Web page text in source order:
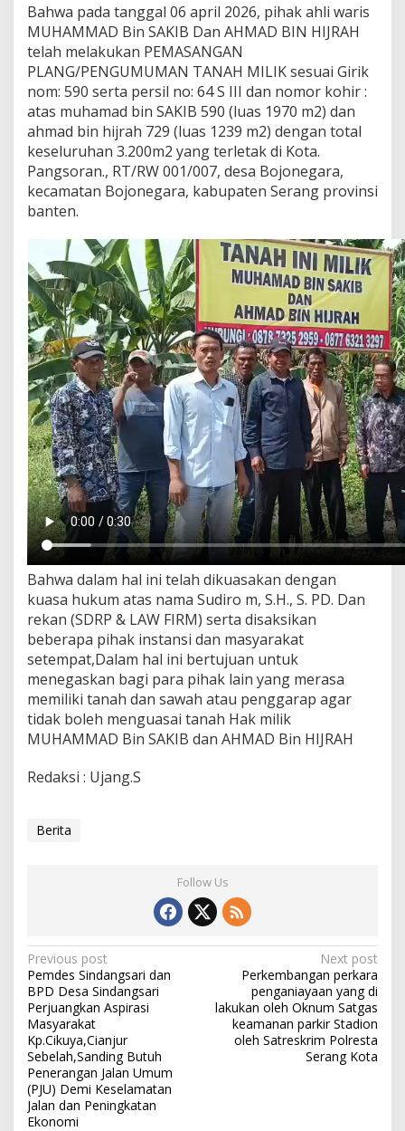
Bahwa pada tanggal 06 april 2026, pihak ahli waris
MUHAMMAD Bin SAKIB Dan AHMAD BIN HIJRAH
telah melakukan PEMASANGAN
PLANG/PENGUMUMAN TANAH MILIK sesuai Girik
nom: 590 serta persil no: 64 S III dan nomor kohir :
atas muhamad bin SAKIB 590 (luas 1970 m2) dan
ahmad bin hijrah 729 (luas 1239 m2) dengan total
keseluruhan 3.200m2 yang terletak di Kota.
Pangsoran., RT/RW 001/007, desa Bojonegara,
kecamatan Bojonegara, kabupaten Serang provinsi
banten.
Bahwa dalam hal ini telah dikuasakan dengan
kuasa hukum atas nama Sudiro m, S.H., S. PD. Dan
rekan (SDRP & LAW FIRM) serta disaksikan
beberapa pihak instansi dan masyarakat
setempat,Dalam hal ini bertujuan untuk
menegaskan bagi para pihak lain yang merasa
memiliki tanah dan sawah atau penggarap agar
tidak boleh menguasai tanah Hak milik
MUHAMMAD Bin SAKIB dan AHMAD Bin HIJRAH
Redaksi : Ujang.S
Berita
Follow Us
Post
navigation
Previous post
Pemdes Sindangsari dan
BPD Desa Sindangsari
Perjuangkan Aspirasi
Masyarakat
Kp.Cikuya,Cianjur
Sebelah,Sanding Butuh
Penerangan Jalan Umum
(PJU) Demi Keselamatan
Jalan dan Peningkatan
Ekonomi
Next post
Perkembangan perkara
penganiayaan yang di
lakukan oleh Oknum Satgas
keamanan parkir Stadion
oleh Satreskrim Polresta
Serang Kota